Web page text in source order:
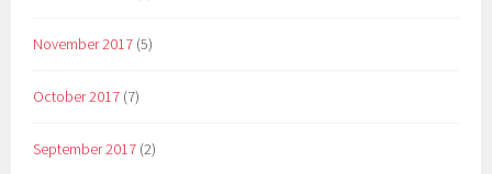
November 2017 (5)
October 2017 (7)
September 2017 (2)